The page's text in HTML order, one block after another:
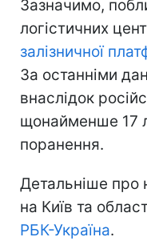
Зазначимо,
логістичних
залізничної
За останніми
внаслідок
щонайменше 17
поранення.
Детальніше про
на Київ та
РБК-Україна.